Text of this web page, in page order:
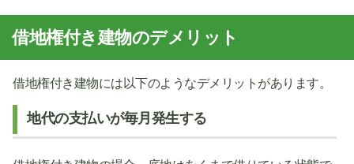
借地権付き建物のデメリット
借地権付き建物には以下のようなデメリットがあります。
地代の支払いが毎月発生する